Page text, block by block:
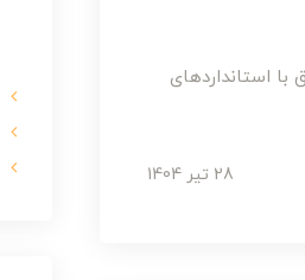
استانداردهای
28 تير 1404